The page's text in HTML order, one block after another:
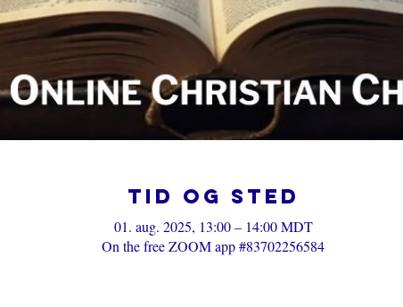
Tid og sted
01. aug. 2025, 13:00 – 14:00 MDT
On the free ZOOM app #83702256584